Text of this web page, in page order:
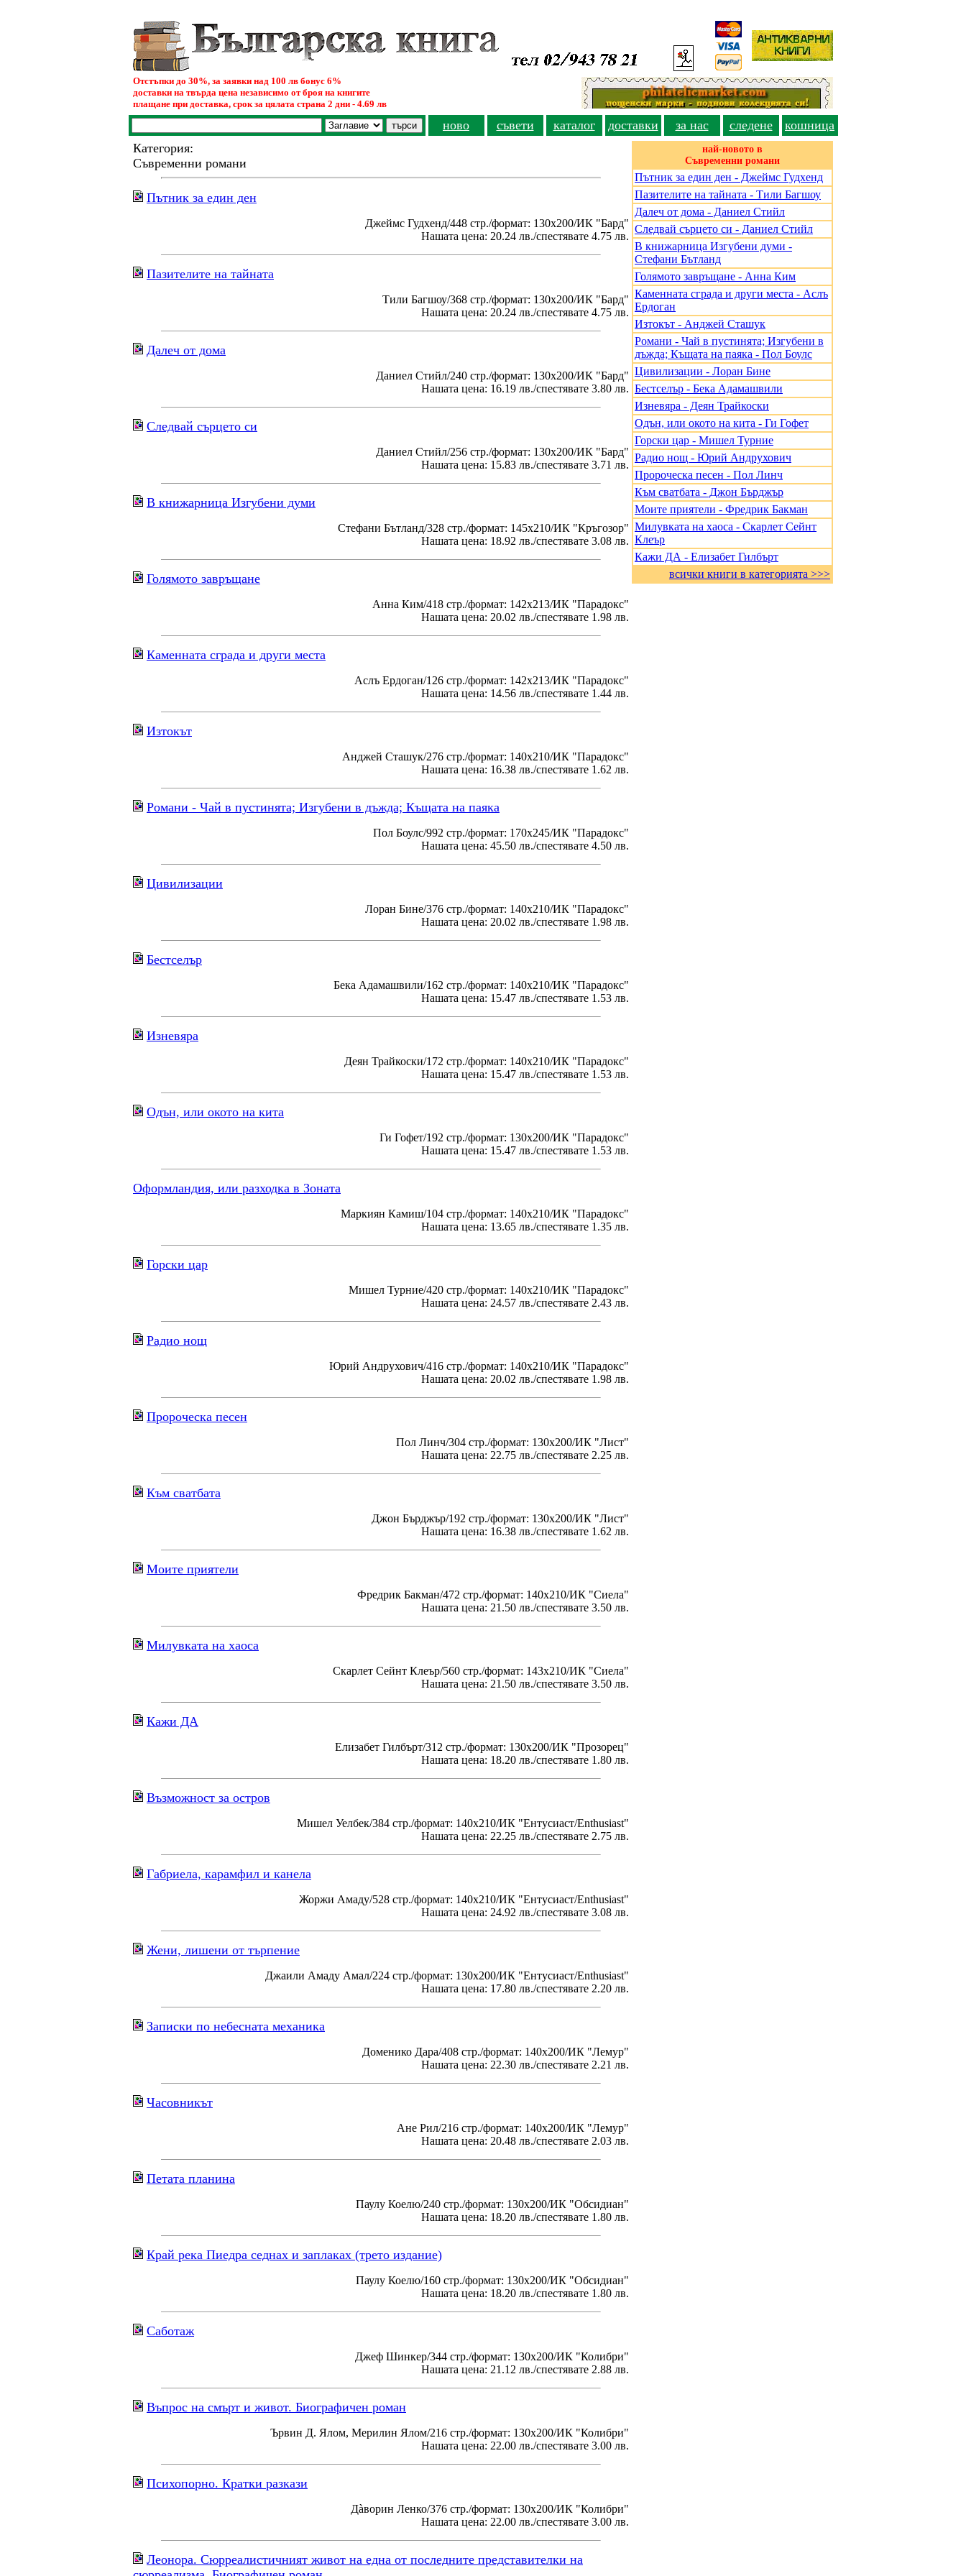
Отстъпки до 30%, за заявки над 100 лв бонус 6%
доставки на твърда цена независимо от броя на книгите
плащане при доставка, срок за цялата страна 2 дни - 4.69 лв
ново съвети каталог доставки за нас следене
кошница
Категория:
Съвременни романи
Пътник за един ден
Джеймс Гудхенд/448 стр./формат: 130х200/ИК "Бард"
Нашата цена: 20.24 лв./спестявате 4.75 лв.
Пазителите на тайната
Тили Багшоу/368 стр./формат: 130х200/ИК "Бард"
Нашата цена: 20.24 лв./спестявате 4.75 лв.
Далеч от дома
Даниел Стийл/240 стр./формат: 130х200/ИК "Бард"
Нашата цена: 16.19 лв./спестявате 3.80 лв.
Следвай сърцето си
Даниел Стийл/256 стр./формат: 130х200/ИК "Бард"
Нашата цена: 15.83 лв./спестявате 3.71 лв.
В книжарница Изгубени думи
Стефани Бътланд/328 стр./формат: 145х210/ИК "Кръгозор"
Нашата цена: 18.92 лв./спестявате 3.08 лв.
Голямото завръщане
Анна Ким/418 стр./формат: 142х213/ИК "Парадокс"
Нашата цена: 20.02 лв./спестявате 1.98 лв.
Каменната сграда и други места
Аслъ Ердоган/126 стр./формат: 142х213/ИК "Парадокс"
Нашата цена: 14.56 лв./спестявате 1.44 лв.
Изтокът
Анджей Сташук/276 стр./формат: 140х210/ИК "Парадокс"
Нашата цена: 16.38 лв./спестявате 1.62 лв.
Романи - Чай в пустинята; Изгубени в дъжда; Къщата на паяка
Пол Боулс/992 стр./формат: 170х245/ИК "Парадокс"
Нашата цена: 45.50 лв./спестявате 4.50 лв.
Цивилизации
Лоран Бине/376 стр./формат: 140х210/ИК "Парадокс"
Нашата цена: 20.02 лв./спестявате 1.98 лв.
Бестселър
Бека Адамашвили/162 стр./формат: 140х210/ИК "Парадокс"
Нашата цена: 15.47 лв./спестявате 1.53 лв.
Изневяра
Деян Трайкоски/172 стр./формат: 140х210/ИК "Парадокс"
Нашата цена: 15.47 лв./спестявате 1.53 лв.
Одън, или окото на кита
Ги Гофет/192 стр./формат: 130х200/ИК "Парадокс"
Нашата цена: 15.47 лв./спестявате 1.53 лв.
Оформландия, или разходка в Зоната
Маркиян Камиш/104 стр./формат: 140х210/ИК "Парадокс"
Нашата цена: 13.65 лв./спестявате 1.35 лв.
Горски цар
Мишел Турние/420 стр./формат: 140х210/ИК "Парадокс"
Нашата цена: 24.57 лв./спестявате 2.43 лв.
Радио нощ
Юрий Андрухович/416 стр./формат: 140х210/ИК "Парадокс"
Нашата цена: 20.02 лв./спестявате 1.98 лв.
Пророческа песен
Пол Линч/304 стр./формат: 130x200/ИК "Лист"
Нашата цена: 22.75 лв./спестявате 2.25 лв.
Към сватбата
Джон Бърджър/192 стр./формат: 130x200/ИК "Лист"
Нашата цена: 16.38 лв./спестявате 1.62 лв.
Моите приятели
Фредрик Бакман/472 стр./формат: 140х210/ИК "Сиела"
Нашата цена: 21.50 лв./спестявате 3.50 лв.
Милувката на хаоса
Скарлет Сейнт Клеър/560 стр./формат: 143х210/ИК "Сиела"
Нашата цена: 21.50 лв./спестявате 3.50 лв.
Кажи ДА
Елизабет Гилбърт/312 стр./формат: 130x200/ИК "Прозорец"
Нашата цена: 18.20 лв./спестявате 1.80 лв.
Възможност за остров
Мишел Уелбек/384 стр./формат: 140х210/ИК "Ентусиаст/Enthusiast"
Нашата цена: 22.25 лв./спестявате 2.75 лв.
Габриела, карамфил и канела
Жоржи Амаду/528 стр./формат: 140х210/ИК "Ентусиаст/Enthusiast"
Нашата цена: 24.92 лв./спестявате 3.08 лв.
Жени, лишени от търпение
Джаили Амаду Амал/224 стр./формат: 130x200/ИК "Ентусиаст/Enthusiast"
Нашата цена: 17.80 лв./спестявате 2.20 лв.
Записки по небесната механика
Доменико Дара/408 стр./формат: 140х200/ИК "Лемур"
Нашата цена: 22.30 лв./спестявате 2.21 лв.
Часовникът
Ане Рил/216 стр./формат: 140х200/ИК "Лемур"
Нашата цена: 20.48 лв./спестявате 2.03 лв.
Петата планина
Паулу Коелю/240 стр./формат: 130x200/ИК "Обсидиан"
Нашата цена: 18.20 лв./спестявате 1.80 лв.
Край река Пиедра седнах и заплаках (трето издание)
Паулу Коелю/160 стр./формат: 130x200/ИК "Обсидиан"
Нашата цена: 18.20 лв./спестявате 1.80 лв.
Саботаж
Джеф Шинкер/344 стр./формат: 130x200/ИК "Колибри"
Нашата цена: 21.12 лв./спестявате 2.88 лв.
Въпрос на смърт и живот. Биографичен роман
Ървин Д. Ялом, Мерилин Ялом/216 стр./формат: 130x200/ИК "Колибри"
Нашата цена: 22.00 лв./спестявате 3.00 лв.
Психопорно. Кратки разкази
Дàворин Ленко/376 стр./формат: 130x200/ИК "Колибри"
Нашата цена: 22.00 лв./спестявате 3.00 лв.
Леонора. Сюрреалистичният живот на една от последните представителки на
най-новото в
Съвременни романи
Пътник за един ден - Джеймс Гудхенд
Пазителите на тайната - Тили Багшоу
Далеч от дома - Даниел Стийл
Следвай сърцето си - Даниел Стийл
В книжарница Изгубени думи -
Стефани Бътланд
Голямото завръщане - Анна Ким
Каменната сграда и други места - Аслъ
Ердоган
Изтокът - Анджей Сташук
Романи - Чай в пустинята; Изгубени в
дъжда; Къщата на паяка - Пол Боулс
Цивилизации - Лоран Бине
Бестселър - Бека Адамашвили
Изневяра - Деян Трайкоски
Одън, или окото на кита - Ги Гофет
Горски цар - Мишел Турние
Радио нощ - Юрий Андрухович
Пророческа песен - Пол Линч
Към сватбата - Джон Бърджър
Моите приятели - Фредрик Бакман
Милувката на хаоса - Скарлет Сейнт
Клеър
Кажи ДА - Елизабет Гилбърт
всички книги в категорията >>>